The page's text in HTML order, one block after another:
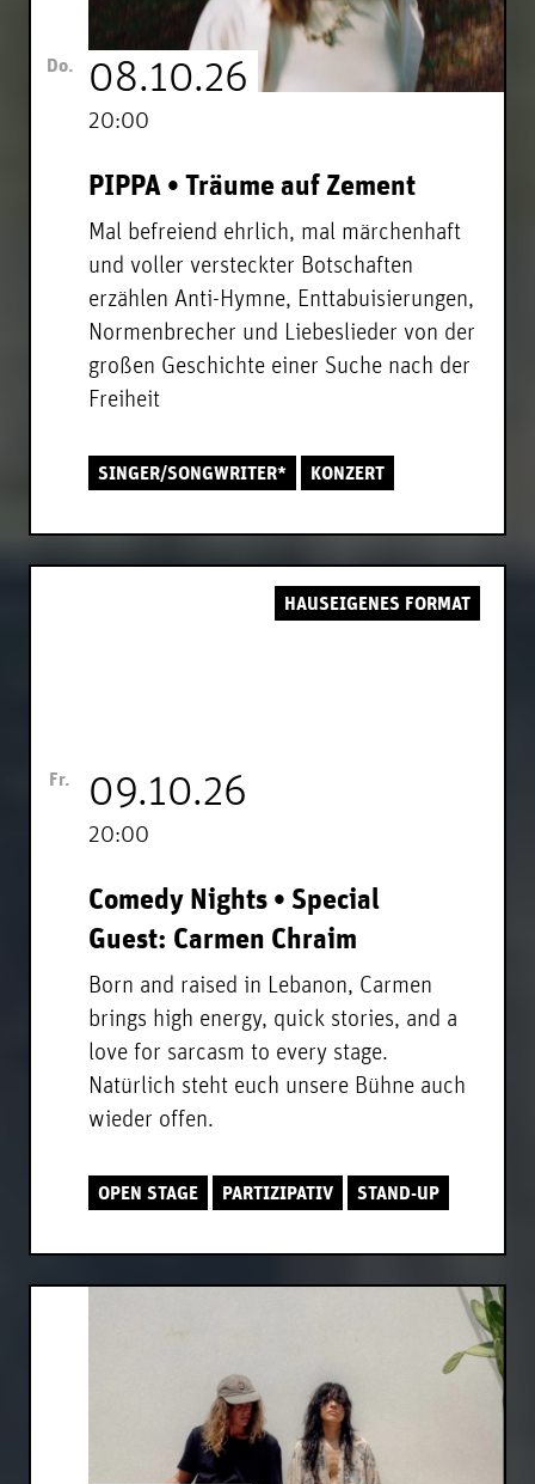
Do. 08.10.26
20:00
PIPPA • Träume auf Zement
Mal befreiend ehrlich, mal märchenhaft
und voller versteckter Botschaften
erzählen Anti-Hymne, Enttabuisierungen,
Normenbrecher und Liebeslieder von der
großen Geschichte einer Suche nach der
Freiheit
SINGER/SONGWRITER* KONZERT
HAUSEIGENES FORMAT
Fr. 09.10.26
20:00
Comedy Nights • Special
Guest: Carmen Chraim
Born and raised in Lebanon, Carmen
brings high energy, quick stories, and a
love for sarcasm to every stage.
Natürlich steht euch unsere Bühne auch
wieder offen.
OPEN STAGE PARTIZIPATIV STAND-UP